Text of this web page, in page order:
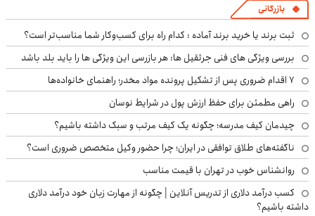
بازرگانی
ثبت برند یا خرید برند آماده : کدام راه برای کسب‌وکار شما مناسب‌تر است؟
بررسی ویژگی های فنی جرثقیل ها: هر بازرسی این ویژگی ها را باید بلد باشد
۷ اقدام ضروری پس از تشکیل پرونده مواد مخدر؛ راهنمای خانواده‌ها
راهی مطمئن برای حفظ ارزش پول در شرایط نوسان
چیدمان کیف مدرسه؛ چگونه یک کیف مرتب و سبک داشته باشیم؟
ناگفته‌های طلاق توافقی در ایران؛ چرا حضور وکیل متخصص ضروری است؟
روانشناس خوب در تهران با قیمت مناسب
کسب درآمد دلاری از تدریس آنلاین | چگونه از مهارت زبان خود درآمد دلاری
داشته باشیم؟